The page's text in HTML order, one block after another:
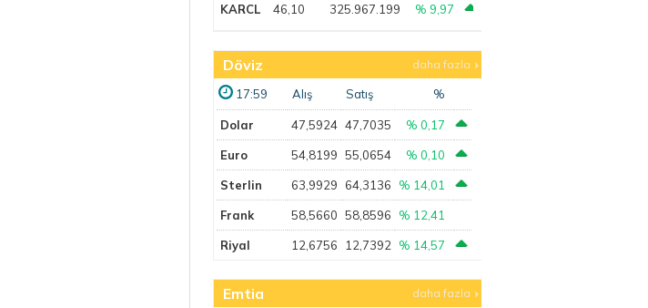
KARCL 46,10 325.967.199 % 9,97
Döviz daha fazla
17:59 Alış Satış %
Dolar 47,5924 47,7035 % 0,17
Euro 54,8199 55,0654 % 0,10
Sterlin 63,9929 64,3136 % 14,01
Frank 58,5660 58,8596 % 12,41
Riyal 12,6756 12,7392 % 14,57
Emtia daha fazla